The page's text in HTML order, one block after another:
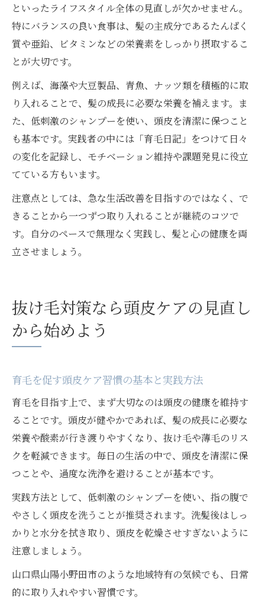
といったライフスタイル全体の見直しが欠かせません。
特にバランスの良い食事は、髪の主成分であるたんぱく
質や亜鉛、ビタミンなどの栄養素をしっかり摂取するこ
とが大切です。
例えば、海藻や大豆製品、青魚、ナッツ類を積極的に取
り入れることで、髪の成長に必要な栄養を補えます。ま
た、低刺激のシャンプーを使い、頭皮を清潔に保つこと
も基本です。実践者の中には「育毛日記」をつけて日々
の変化を記録し、モチベーション維持や課題発見に役立
てている方もいます。
注意点としては、急な生活改善を目指すのではなく、で
きることから一つずつ取り入れることが継続のコツで
す。自分のペースで無理なく実践し、髪と心の健康を両
立させましょう。
抜け毛対策なら頭皮ケアの見直し
から始めよう
育毛を促す頭皮ケア習慣の基本と実践方法
育毛を目指す上で、まず大切なのは頭皮の健康を維持す
ることです。頭皮が健やかであれば、髪の成長に必要な
栄養や酸素が行き渡りやすくなり、抜け毛や薄毛のリス
クを軽減できます。毎日の生活の中で、頭皮を清潔に保
つことや、過度な洗浄を避けることが基本です。
実践方法として、低刺激のシャンプーを使い、指の腹で
やさしく頭皮を洗うことが推奨されます。洗髪後はしっ
かりと水分を拭き取り、頭皮を乾燥させすぎないように
注意しましょう。
山口県山陽小野田市のような地域特有の気候でも、日常
的に取り入れやすい習慣です。